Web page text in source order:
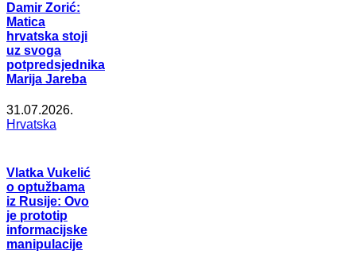
Damir Zorić:
Matica
hrvatska stoji
uz svoga
potpredsjednika
Marija Jareba
31.07.2026.
Hrvatska
Vlatka Vukelić
o optužbama
iz Rusije: Ovo
je prototip
informacijske
manipulacije